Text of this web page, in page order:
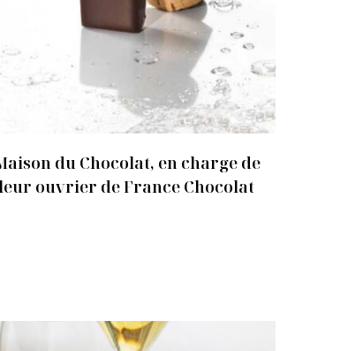
du Chocolat, en charge de
ouvrier de France Chocolat